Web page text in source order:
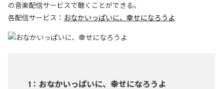
の音楽配信サービスで聴くことができる。
各配信サービス： おなかいっぱいに、幸せになろうよ
1 ： おなかいっぱいに、幸せになろうよ